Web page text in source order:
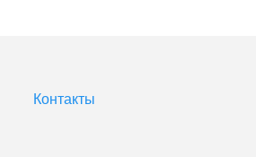
Контакты